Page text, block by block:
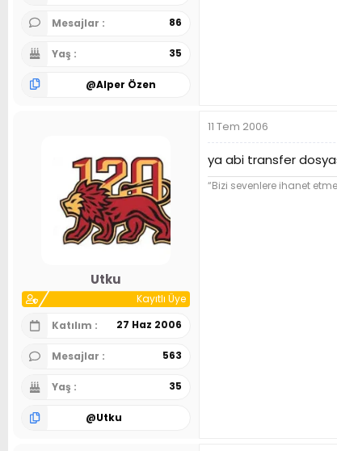
Mesajlar 86
Yaş 35
@Alper Özen
Utku
Kayıtlı Üye
Katılım
27 Haz 2006
Mesajlar 563
Yaş 35
@Utku
11 Tem 2006
ya abi transfer
“Bizi sevenlere ihanet